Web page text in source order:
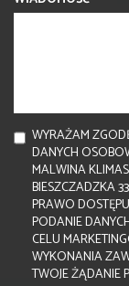
WYRAŻAM
DANYCH
MALWINA
BIESZCZADZKA
PRAWO
PODANIE
CELU
WYKONANIA
TWOJE ŻĄDANIE